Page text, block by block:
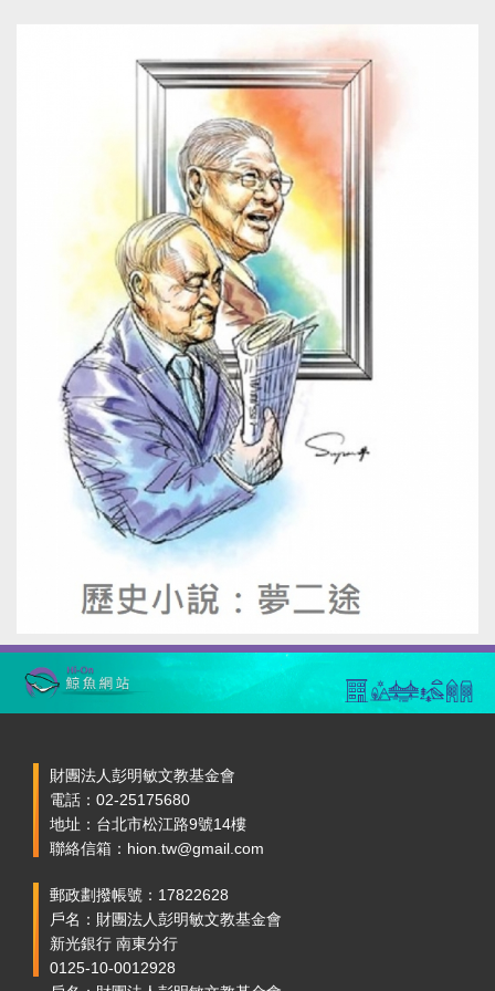
財團法人彭明敏文教基金會
電話：02-25175680
地址：台北市松江路9號14樓
聯絡信箱：hion.tw@gmail.com
郵政劃撥帳號：17822628
戶名：財團法人彭明敏文教基金會
新光銀行 南東分行
0125-10-0012928